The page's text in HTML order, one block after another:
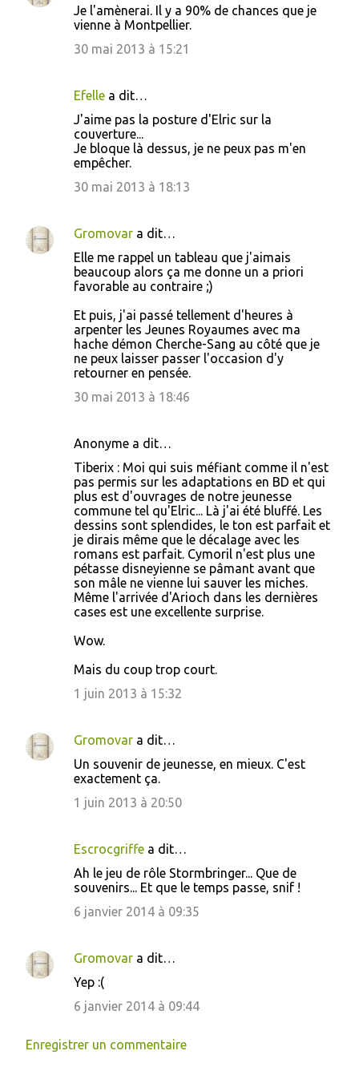
Je l'amènerai. Il y a 90% de chances que je
vienne à Montpellier.
30 mai 2013 à 15:21
Efelle a dit…
J'aime pas la posture d'Elric sur la
couverture...
Je bloque là dessus, je ne peux pas m'en
empêcher.
30 mai 2013 à 18:13
Gromovar a dit…
Elle me rappel un tableau que j'aimais
beaucoup alors ça me donne un a priori
favorable au contraire ;)
Et puis, j'ai passé tellement d'heures à
arpenter les Jeunes Royaumes avec ma
hache démon Cherche-Sang au côté que je
ne peux laisser passer l'occasion d'y
retourner en pensée.
30 mai 2013 à 18:46
Anonyme a dit…
Tiberix : Moi qui suis méfiant comme il n'est
pas permis sur les adaptations en BD et qui
plus est d'ouvrages de notre jeunesse
commune tel qu'Elric... Là j'ai été bluffé. Les
dessins sont splendides, le ton est parfait et
je dirais même que le décalage avec les
romans est parfait. Cymoril n'est plus une
pétasse disneyienne se pâmant avant que
son mâle ne vienne lui sauver les miches.
Même l'arrivée d'Arioch dans les dernières
cases est une excellente surprise.
Wow.
Mais du coup trop court.
1 juin 2013 à 15:32
Gromovar a dit…
Un souvenir de jeunesse, en mieux. C'est
exactement ça.
1 juin 2013 à 20:50
Escrocgriffe a dit…
Ah le jeu de rôle Stormbringer... Que de
souvenirs... Et que le temps passe, snif !
6 janvier 2014 à 09:35
Gromovar a dit…
Yep :(
6 janvier 2014 à 09:44
Enregistrer un commentaire